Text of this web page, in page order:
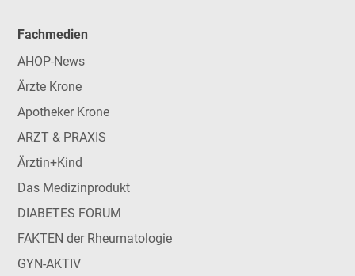
Fachmedien
AHOP-News
Ärzte Krone
Apotheker Krone
ARZT & PRAXIS
Ärztin+Kind
Das Medizinprodukt
DIABETES FORUM
FAKTEN der Rheumatologie
GYN-AKTIV